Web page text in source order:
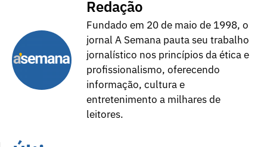
Redação
Fundado em 20 de maio de 1998, o
jornal A Semana pauta seu trabalho
jornalístico nos princípios da ética e
profissionalismo, oferecendo
informação, cultura e
entretenimento a milhares de
leitores.